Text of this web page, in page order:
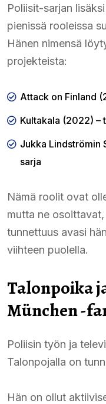
Poliisit-sarjan
pienissä rooleissa
Hänen nimensä
projekteista:
Attack on Finland
Kultakala (2022) –
Jukka Lindströmin
sarja
Nämä roolit ovat
mutta ne
tunnettuus avasi
viihteen puolella.
Talonpoika
München -
Poliisin työn ja
Talonpojalla on
Hän on ollut